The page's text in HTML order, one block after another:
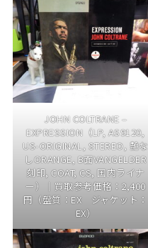
JOHN COLTRANE –
EXPRESSION（LP, AS9120,
US-ORIGINAL, STEREO, 艶な
しORANGE, B面VANGELDER
刻印, COAT, CS, 国内ライナ
ー）｜買取参考価格：2,400
円（盤質：EX ジャケット：
EX）